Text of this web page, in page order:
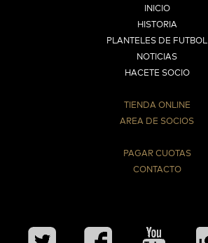
INICIO
HISTORIA
PLANTELES DE FUTBOL
NOTICIAS
HACETE SOCIO
TIENDA ONLINE
AREA DE SOCIOS
PAGAR CUOTAS
CONTACTO